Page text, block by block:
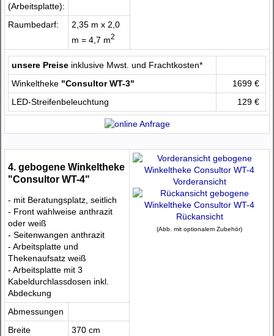
(Arbeitsplatte):
Raumbedarf:
2,35 m x 2,0
m = 4,7 m2
unsere Preise inklusive Mwst. und Frachtkosten*
Winkeltheke "Consultor WT-3"
1699 €
LED-Streifenbeleuchtung
129 €
4. gebogene Winkeltheke
"Consultor WT-4"
- mit Beratungsplatz, seitlich
- Front wahlweise anthrazit
oder weiß
- Seitenwangen anthrazit
- Arbeitsplatte und
Thekenaufsatz weiß
- Arbeitsplatte mit 3
Kabeldurchlassdosen inkl.
Abdeckung
Vorderansicht
Rückansicht
(Abb. mit optionalem Zubehör)
Abmessungen
Breite
370 cm